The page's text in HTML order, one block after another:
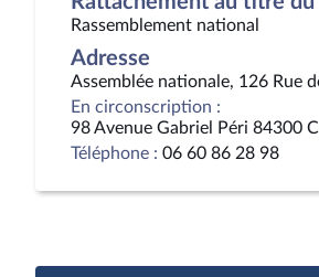
Rassemblement national
Adresse
Assemblée nationale, 126 Rue
En circonscription :
98 Avenue Gabriel Péri 84300
Téléphone : 06 60 86 28 98